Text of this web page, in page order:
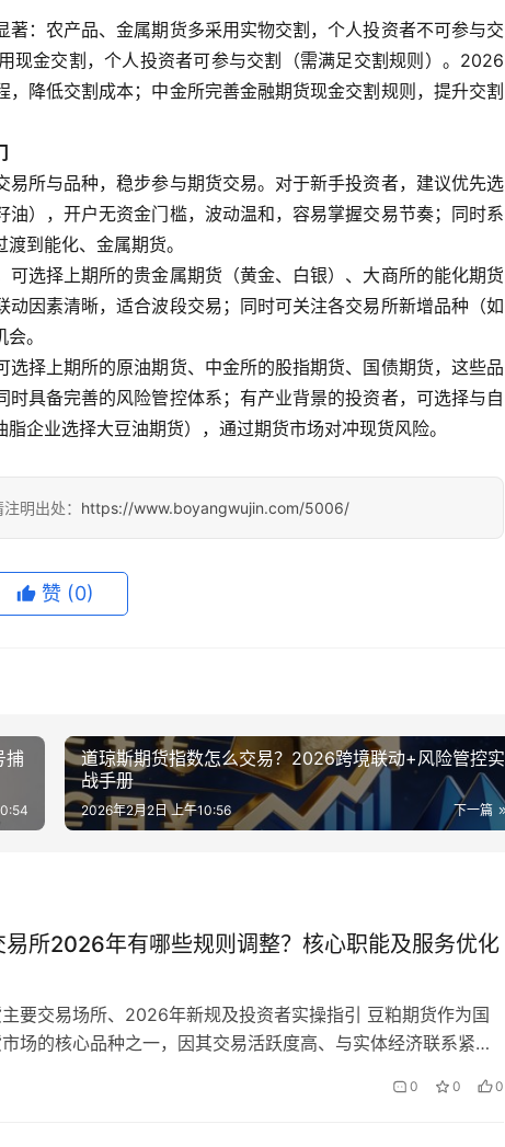
：农产品、金属期货多采用实物交割，个人投资者不可参与交
现金交割，个人投资者可参与交割（需满足交割规则）。2026
降低交割成本；中金所完善金融期货现金交割规则，提升交割
所与品种，稳步参与期货交易。对于新手投资者，建议优先选
），开户无资金门槛，波动温和，容易掌握交易节奏；同时系
到能化、金属期货。
选择上期所的贵金属期货（黄金、白银）、大商所的能化期货
动因素清晰，适合波段交易；同时可关注各交易所新增品种（如
。
择上期所的原油期货、中金所的股指期货、国债期货，这些品
具备完善的风险管控体系；有产业背景的投资者，可选择与自
企业选择大豆油期货），通过期货市场对冲现货风险。
明出处： https://www.boyangwujin.com/5006/
赞 (0)
捕
道琼斯期货指数怎么交易？2026跨境联动+风险管控实
战手册
下一篇
2026年2月2日 上午10:56
易所2026年有哪些规则调整？核心职能及服务优化
要交易场所、2026年新规及投资者实操指引 豆粕期货作为国
场的核心品种之一，因其交易活跃度高、与实体经济联系紧
，其规则制定、职能履行、服务优化，直接影响着豆粕期货市场
0 0 0